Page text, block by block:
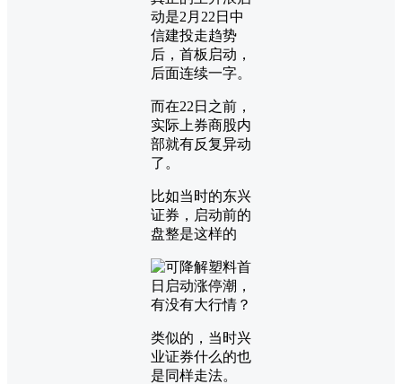
动是2月22日中
信建投走趋势
后，首板启动，
后面连续一字。
而在22日之前，
实际上券商股内
部就有反复异动
了。
比如当时的东兴
证券，启动前的
盘整是这样的
类似的，当时兴
业证券什么的也
是同样走法。